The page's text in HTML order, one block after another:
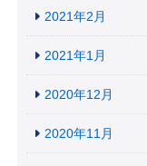
2021年2月
2021年1月
2020年12月
2020年11月